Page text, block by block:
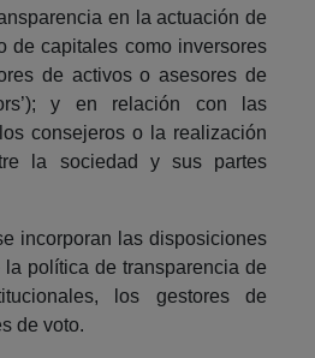
en la actuación de
de capitales como inversores
de activos o asesores de
y en relación con las
consejeros o la realización
la sociedad y sus partes
incorporan las disposiciones
política de transparencia de
los gestores de
de voto.